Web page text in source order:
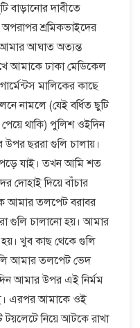
বাড়ানোর দাবীতে
শ্রমিকভাইদের
আঘাত অত্যন্ত
আমাকে ঢাকা মেডিকেল
মালিকের কাছে
নামলে (যেই বর্ধিত ছুটি
পেয়ে থাকি) পুলিশ ওইদিন
উপর ছররা গুলি চালায়।
পড়ে যাই। তখন আমি শত
দোহাই দিয়ে বাঁচার
আমার তলপেট বরাবর
গুলি চালানো হয়। আমার
খুব কাছ থেকে গুলি
আমার তলপেট ভেদ
আমার উপর এই নির্মম
এরপর আমাকে ওই
টয়লেটে নিয়ে আটকে রাখা